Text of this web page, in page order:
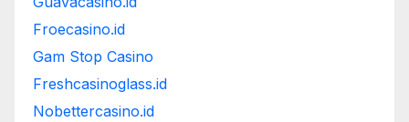
Froecasino.id
Gam Stop Casino
Freshcasinoglass.id
Nobettercasino.id